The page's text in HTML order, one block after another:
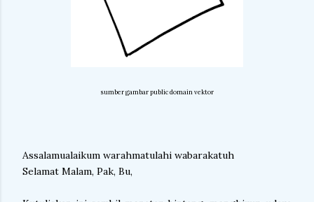
sumber gambar public domain vektor
Assalamualaikum warahmatulahi wabarakatuh
Selamat Malam, Pak, Bu,